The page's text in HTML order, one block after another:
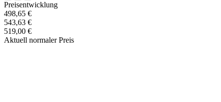
Preisentwicklung
498,65 €
543,63 €
519,00 €
Aktuell normaler Preis